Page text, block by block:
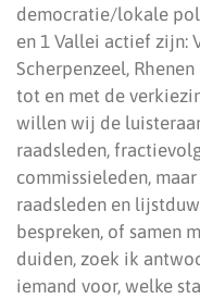
democratie/lokale
en 1 Vallei actief zijn:
Scherpenzeel,
tot en met de
willen wij de
raadsleden,
commissieleden,
raadsleden en
bespreken, of samen
duiden, zoek ik
iemand voor, welke